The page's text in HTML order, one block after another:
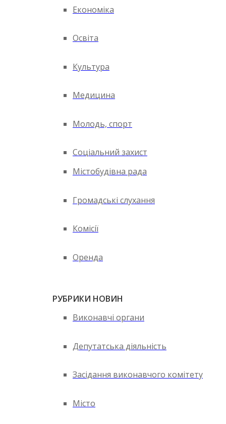
Економіка
Освіта
Культура
Медицина
Молодь, спорт
Соціальний захист
Містобудівна рада
Громадські слухання
Комісії
Оренда
РУБРИКИ НОВИН
Виконавчі органи
Депутатська діяльність
Засідання виконавчого комітету
Місто